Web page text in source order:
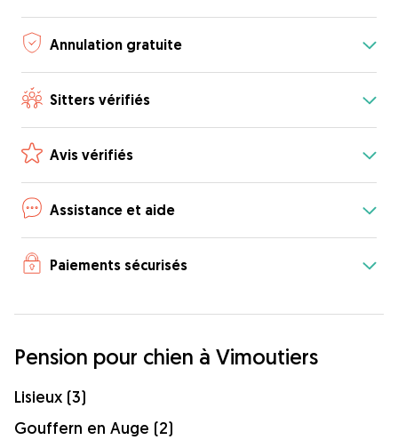
Annulation gratuite
Sitters vérifiés
Avis vérifiés
Assistance et aide
Paiements sécurisés
Pension pour chien à Vimoutiers
Lisieux (3)
Gouffern en Auge (2)